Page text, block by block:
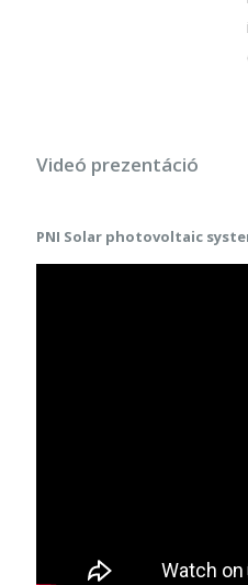
Videó prezentáció
PNI Solar photovoltaic